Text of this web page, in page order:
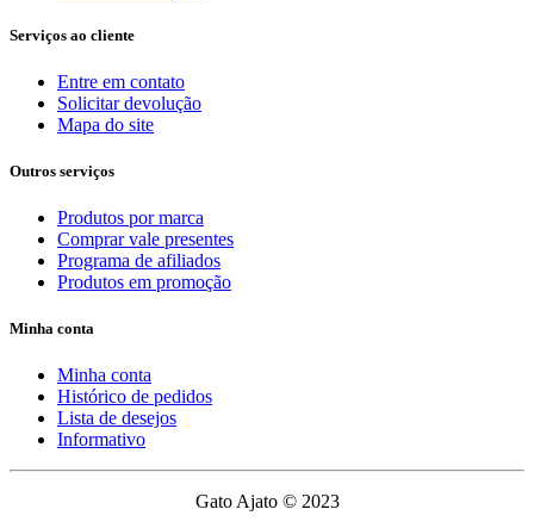
Serviços ao cliente
Entre em contato
Solicitar devolução
Mapa do site
Outros serviços
Produtos por marca
Comprar vale presentes
Programa de afiliados
Produtos em promoção
Minha conta
Minha conta
Histórico de pedidos
Lista de desejos
Informativo
Gato Ajato © 2023